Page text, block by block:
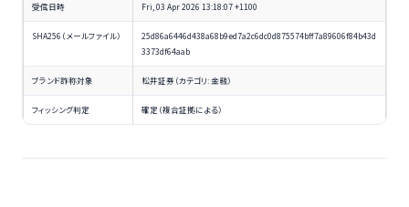
受信日時 Fri, 03 Apr 2026 13:18:07 +1100
SHA256（メールファイル）
25d86a6446d438a68b9ed7a2c6dc0d875574bff7a89606f84b43d
3373df64aab
ブランド詐称対象 松井証券（カテゴリ: 金融）
フィッシング判定 確定（複合証拠による）